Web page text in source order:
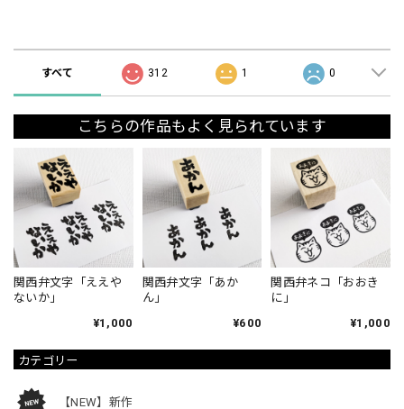
カテゴリー
【NEW】新作
すべて 312 1 0
こちらの作品もよく見られています
関西弁文字「ええや
ないか」
¥1,000
関西弁文字「あか
ん」
¥600
関西弁ネコ「おおき
に」
¥1,000